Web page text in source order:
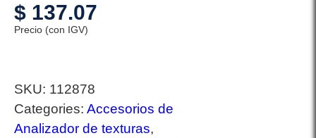
$ 137.07
Precio (con IGV)
SKU: 112878
Categories: Accesorios de
Analizador de texturas,